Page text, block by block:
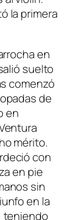
la primera
en
suelto
comenzó
de
en
mérito.
con
en pie
sin
en la
teniendo